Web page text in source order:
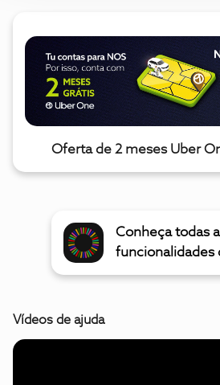
Oferta de 2 meses Uber
Conheça todas
funcionalidades
Vídeos de ajuda